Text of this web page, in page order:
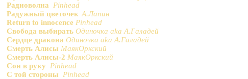
Радиоволна Pinhead
Радужный цветочек А.Лапин
Return to innocence Pinhead
Свобода выбирать Одиночка aka А.Галадей
Сердце дракона Одиночка aka А.Галадей
Смерть Алисы МаякОркский
Смерть Алисы-2 МаякОркский
Сон в руку
Pinhead
С той стороны
Pinhead